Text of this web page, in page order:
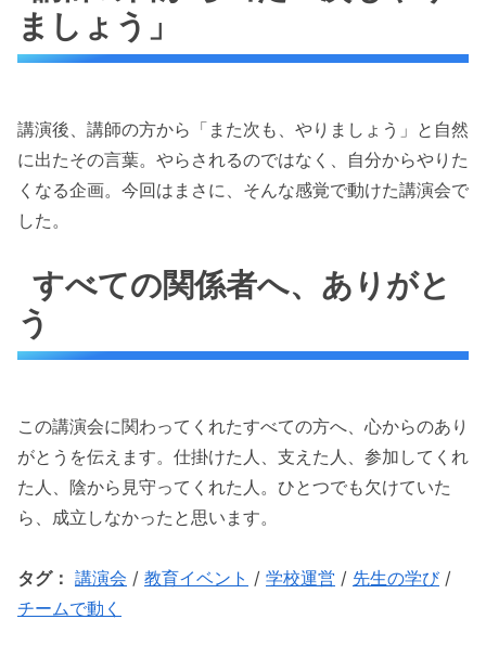
ましょう」
講演後、講師の方から「また次も、やりましょう」と自然
に出たその言葉。やらされるのではなく、自分からやりた
くなる企画。今回はまさに、そんな感覚で動けた講演会で
した。
すべての関係者へ、ありがと
う
この講演会に関わってくれたすべての方へ、心からのあり
がとうを伝えます。仕掛けた人、支えた人、参加してくれ
た人、陰から見守ってくれた人。ひとつでも欠けていた
ら、成立しなかったと思います。
タグ： 講演会 / 教育イベント / 学校運営 / 先生の学び/
チームで動く